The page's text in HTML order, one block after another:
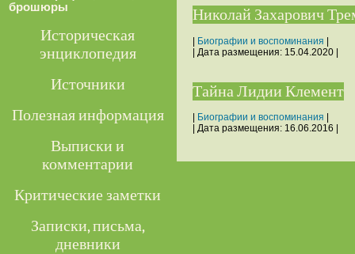
брошюры
Историческая
энциклопедия
Источники
Полезная информация
Выписки и
комментарии
Критические заметки
Записки, письма,
дневники
Николай Захарович
Биографии и воспоминания
| Дата размещения: 15.04.2020
Тайна Лидии Клемент
Биографии и воспоминания
| Дата размещения: 16.06.2016